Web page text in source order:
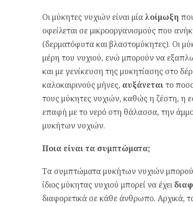
Οι μύκητες νυχιών είναι μίαλοίμωξη
οφείλεται σε μικροοργανισμούς που
(δερματόφυτα και βλαστομύκητες). Οι
μέρη του νυχιού, ενώ μπορούν να
και με γενίκευση της μυκητίασης στο
καλοκαιρινούς μήνες, αυξάνεταιτο
τους μύκητες νυχιών, καθώς η ζέστη, η
επαφή με το νερό στη θάλασσα, την
μυκήτων νυχιών.
Ποια είναι τα συμπτώματα;
Τα συμπτώματα μυκήτων νυχιών
ίδιος μύκητας νυχιού μπορεί να έχει
διαφορετικά σε κάθε άνθρωπο.